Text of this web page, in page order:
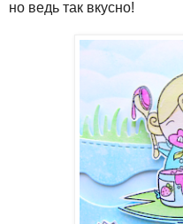
но ведь так вкусно!